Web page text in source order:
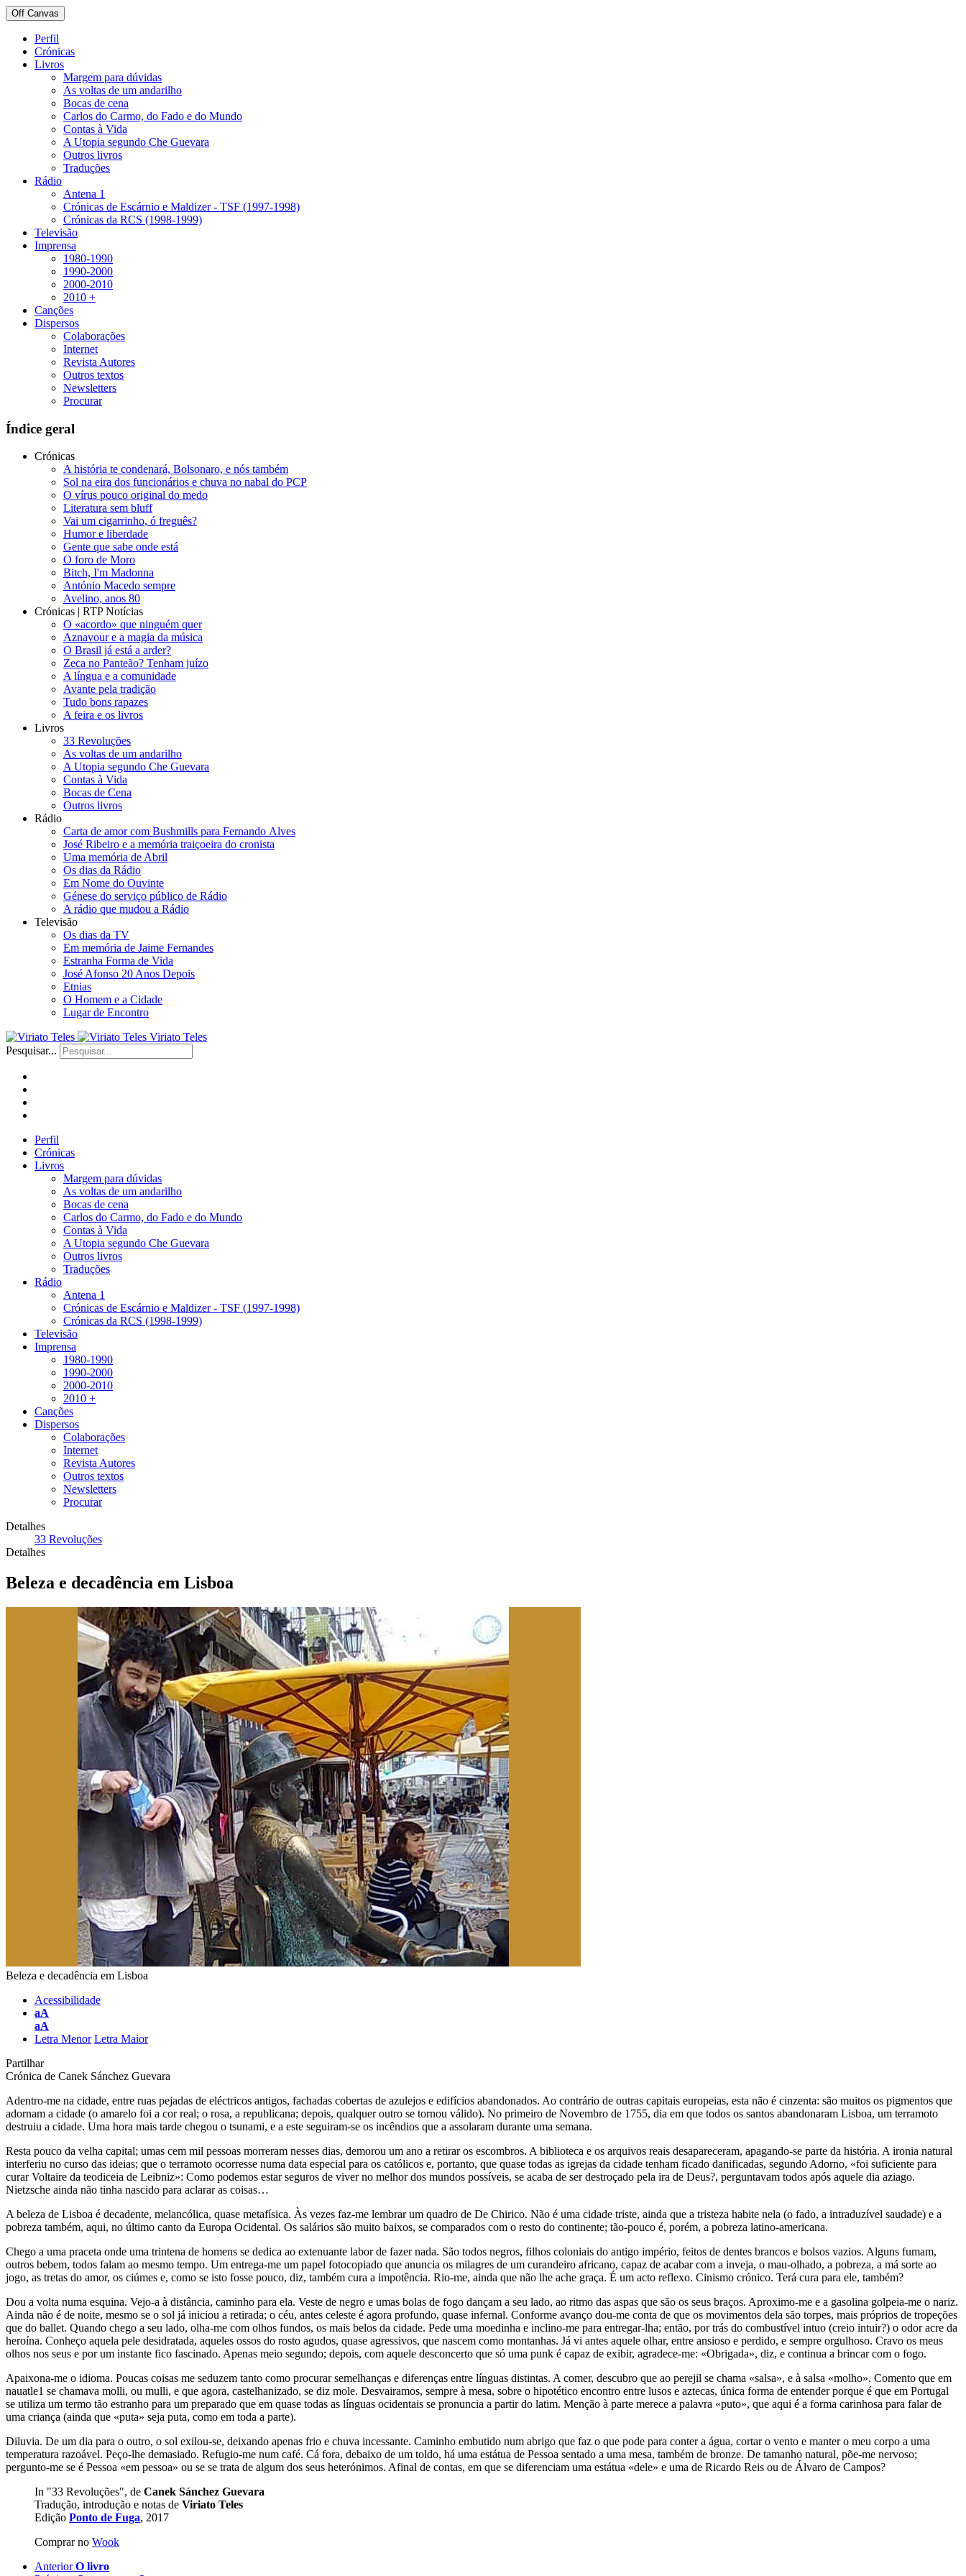
Off Canvas
Perfil
Crónicas
Livros
Margem para dúvidas
As voltas de um andarilho
Bocas de cena
Carlos do Carmo, do Fado e do Mundo
Contas à Vida
A Utopia segundo Che Guevara
Outros livros
Traduções
Rádio
Antena 1
Crónicas de Escárnio e Maldizer - TSF (1997-1998)
Crónicas da RCS (1998-1999)
Televisão
Imprensa
1980-1990
1990-2000
2000-2010
2010 +
Canções
Dispersos
Colaborações
Internet
Revista Autores
Outros textos
Newsletters
Procurar
Índice geral
Crónicas
A história te condenará, Bolsonaro, e nós também
Sol na eira dos funcionários e chuva no nabal do PCP
O vírus pouco original do medo
Literatura sem bluff
Vai um cigarrinho, ó freguês?
Humor e liberdade
Gente que sabe onde está
O foro de Moro
Bitch, I'm Madonna
António Macedo sempre
Avelino, anos 80
Crónicas | RTP Notícias
O «acordo» que ninguém quer
Aznavour e a magia da música
O Brasil já está a arder?
Zeca no Panteão? Tenham juízo
A língua e a comunidade
Avante pela tradição
Tudo bons rapazes
A feira e os livros
Livros
33 Revoluções
As voltas de um andarilho
A Utopia segundo Che Guevara
Contas à Vida
Bocas de Cena
Outros livros
Rádio
Carta de amor com Bushmills para Fernando Alves
José Ribeiro e a memória traiçoeira do cronista
Uma memória de Abril
Os dias da Rádio
Em Nome do Ouvinte
Génese do serviço público de Rádio
A rádio que mudou a Rádio
Televisão
Os dias da TV
Em memória de Jaime Fernandes
Estranha Forma de Vida
José Afonso 20 Anos Depois
Etnias
O Homem e a Cidade
Lugar de Encontro
Viriato Teles
Pesquisar...
Perfil
Crónicas
Livros
Margem para dúvidas
As voltas de um andarilho
Bocas de cena
Carlos do Carmo, do Fado e do Mundo
Contas à Vida
A Utopia segundo Che Guevara
Outros livros
Traduções
Rádio
Antena 1
Crónicas de Escárnio e Maldizer - TSF (1997-1998)
Crónicas da RCS (1998-1999)
Televisão
Imprensa
1980-1990
1990-2000
2000-2010
2010 +
Canções
Dispersos
Colaborações
Internet
Revista Autores
Outros textos
Newsletters
Procurar
Detalhes
33 Revoluções
Detalhes
Beleza e decadência em Lisboa
Beleza e decadência em Lisboa
Acessibilidade
aA
aA
Letra Menor Letra Maior
Partilhar
Crónica de Canek Sánchez Guevara
Adentro-me na cidade, entre ruas pejadas de eléctricos antigos, fachadas cobertas de azulejos e edifícios abandonados. Ao contrário de outras capitais europeias, esta não é cinzenta: são muitos os pigmentos que
adornam a cidade (o amarelo foi a cor real; o rosa, a republicana; depois, qualquer outro se tornou válido). No primeiro de Novembro de 1755, dia em que todos os santos abandonaram Lisboa, um terramoto
destruiu a cidade. Uma hora mais tarde chegou o tsunami, e a este seguiram-se os incêndios que a assolaram durante uma semana.
Resta pouco da velha capital; umas cem mil pessoas morreram nesses dias, demorou um ano a retirar os escombros. A biblioteca e os arquivos reais desapareceram, apagando-se parte da história. A ironia natural
interferiu no curso das ideias; que o terramoto ocorresse numa data especial para os católicos e, portanto, que quase todas as igrejas da cidade tenham ficado danificadas, segundo Adorno, «foi suficiente para
curar Voltaire da teodiceia de Leibniz»: Como podemos estar seguros de viver no melhor dos mundos possíveis, se acaba de ser destroçado pela ira de Deus?, perguntavam todos após aquele dia aziago.
Nietzsche ainda não tinha nascido para aclarar as coisas…
A beleza de Lisboa é decadente, melancólica, quase metafísica. Às vezes faz-me lembrar um quadro de De Chirico. Não é uma cidade triste, ainda que a tristeza habite nela (o fado, a intraduzível saudade) e a
pobreza também, aqui, no último canto da Europa Ocidental. Os salários são muito baixos, se comparados com o resto do continente; tão-pouco é, porém, a pobreza latino-americana.
Chego a uma praceta onde uma trintena de homens se dedica ao extenuante labor de fazer nada. São todos negros, filhos coloniais do antigo império, feitos de dentes brancos e bolsos vazios. Alguns fumam,
outros bebem, todos falam ao mesmo tempo. Um entrega-me um papel fotocopiado que anuncia os milagres de um curandeiro africano, capaz de acabar com a inveja, o mau-olhado, a pobreza, a má sorte ao
jogo, as tretas do amor, os ciúmes e, como se isto fosse pouco, diz, também cura a impotência. Rio-me, ainda que não lhe ache graça. É um acto reflexo. Cinismo crónico. Terá cura para ele, também?
Dou a volta numa esquina. Vejo-a à distância, caminho para ela. Veste de negro e umas bolas de fogo dançam a seu lado, ao ritmo das aspas que são os seus braços. Aproximo-me e a gasolina golpeia-me o nariz.
Ainda não é de noite, mesmo se o sol já iniciou a retirada; o céu, antes celeste é agora profundo, quase infernal. Conforme avanço dou-me conta de que os movimentos dela são torpes, mais próprios de tropeções
que do ballet. Quando chego a seu lado, olha-me com olhos fundos, os mais belos da cidade. Pede uma moedinha e inclino-me para entregar-lha; então, por trás do combustível intuo (creio intuir?) o odor acre da
heroína. Conheço aquela pele desidratada, aqueles ossos do rosto agudos, quase agressivos, que nascem como montanhas. Já vi antes aquele olhar, entre ansioso e perdido, e sempre orgulhoso. Cravo os meus
olhos nos seus e por um instante fico fascinado. Apenas meio segundo; depois, com aquele desconcerto que só uma punk é capaz de exibir, agradece-me: «Obrigada», diz, e continua a brincar com o fogo.
Apaixona-me o idioma. Poucas coisas me seduzem tanto como procurar semelhanças e diferenças entre línguas distintas. A comer, descubro que ao perejil se chama «salsa», e à salsa «molho». Comento que em
nauatle1 se chamava molli, ou mulli, e que agora, castelhanizado, se diz mole. Desvairamos, sempre à mesa, sobre o hipotético encontro entre lusos e aztecas, única forma de entender porque é que em Portugal
se utiliza um termo tão estranho para um preparado que em quase todas as línguas ocidentais se pronuncia a partir do latim. Menção à parte merece a palavra «puto», que aqui é a forma carinhosa para falar de
uma criança (ainda que «puta» seja puta, como em toda a parte).
Diluvia. De um dia para o outro, o sol exilou-se, deixando apenas frio e chuva incessante. Caminho embutido num abrigo que faz o que pode para conter a água, cortar o vento e manter o meu corpo a uma
temperatura razoável. Peço-lhe demasiado. Refugio-me num café. Cá fora, debaixo de um toldo, há uma estátua de Pessoa sentado a uma mesa, também de bronze. De tamanho natural, põe-me nervoso;
pergunto-me se é Pessoa «em pessoa» ou se se trata de algum dos seus heterónimos. Afinal de contas, em que se diferenciam uma estátua «dele» e uma de Ricardo Reis ou de Álvaro de Campos?
In "33 Revoluções", de Canek Sánchez Guevara
Tradução, introdução e notas de Viriato Teles
Edição Ponto de Fuga, 2017
Comprar no Wook
Anterior O livro